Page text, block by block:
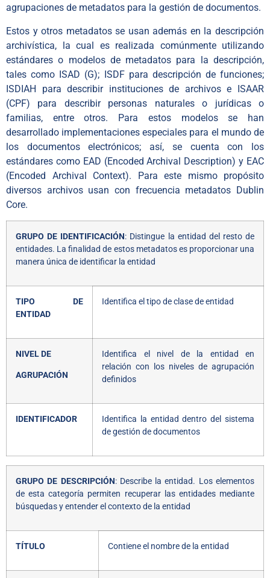
agrupaciones de metadatos para la gestión de documentos.
Estos y otros metadatos se usan además en la descripción
archivística, la cual es realizada comúnmente utilizando
estándares o modelos de metadatos para la descripción,
tales como ISAD (G); ISDF para descripción de funciones;
ISDIAH para describir instituciones de archivos e ISAAR
(CPF) para describir personas naturales o jurídicas o
familias, entre otros. Para estos modelos se han
desarrollado implementaciones especiales para el mundo de
los documentos electrónicos; así, se cuenta con los
estándares como EAD (Encoded Archival Description) y EAC
(Encoded Archival Context). Para este mismo propósito
diversos archivos usan con frecuencia metadatos Dublin
Core.
GRUPO DE IDENTIFICACIÓN: Distingue la entidad del resto de
entidades. La finalidad de estos metadatos es proporcionar una
manera única de identificar la entidad
TIPO DE
ENTIDAD
Identifica el tipo de clase de entidad
NIVEL DE
AGRUPACIÓN
Identifica el nivel de la entidad en
relación con los niveles de agrupación
definidos
IDENTIFICADOR
Identifica la entidad dentro del sistema
de gestión de documentos
GRUPO DE DESCRIPCIÓN: Describe la entidad. Los elementos
de esta categoría permiten recuperar las entidades mediante
búsquedas y entender el contexto de la entidad
TÍTULO Contiene el nombre de la entidad